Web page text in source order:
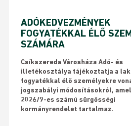
ADÓKEDVEZMÉNYEK
FOGYATÉKKAL ÉLŐ
SZÁMÁRA
Csíkszereda Városháza Adó- és
illetékosztálya tájékoztatja a
fogyatékkal élő személyekre
jogszabályi módosításokról,
2026/9-es számú sürgősségi
kormányrendelet tartalmaz.